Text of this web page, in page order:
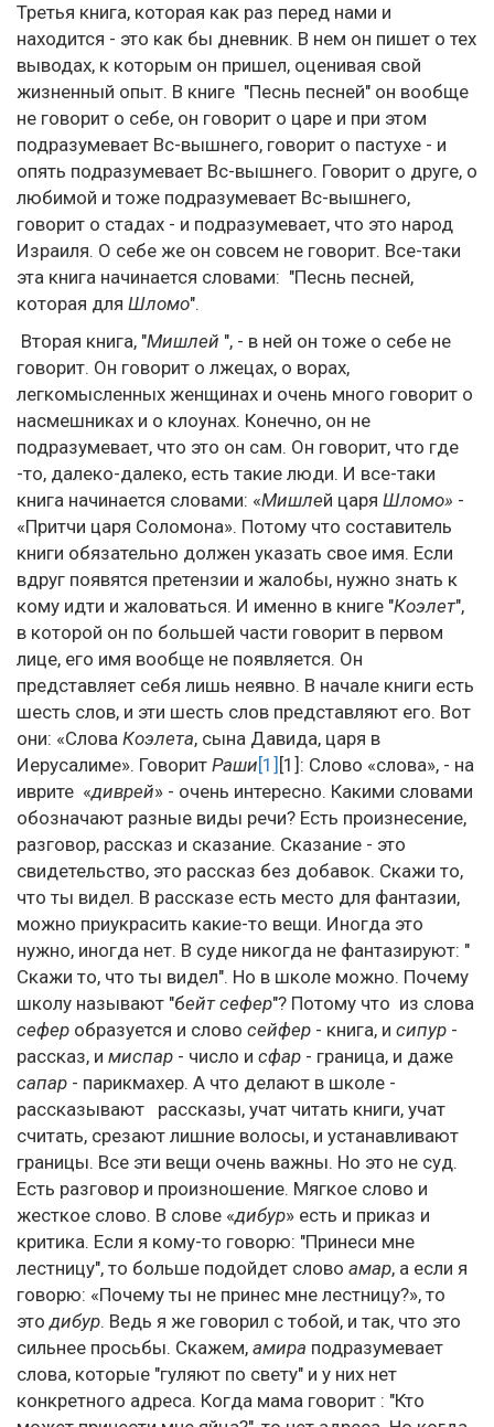
Третья книга, которая как раз перед нами и
находится - это как бы дневник. В нем он пишет о тех
выводах, к которым он пришел, оценивая свой
жизненный опыт. В книге "Песнь песней" он вообще
не говорит о себе, он говорит о царе и при этом
подразумевает Вс-вышнего, говорит о пастухе - и
опять подразумевает Вс-вышнего. Говорит о друге, о
любимой и тоже подразумевает Вс-вышнего,
говорит о стадах - и подразумевает, что это народ
Израиля. О себе же он совсем не говорит. Все-таки
эта книга начинается словами: "Песнь песней,
которая для Шломо".
Вторая книга, "Мишлей ", - в ней он тоже о себе не
говорит. Он говорит о лжецах, о ворах,
легкомысленных женщинах и очень много говорит о
насмешниках и о клоунах. Конечно, он не
подразумевает, что это он сам. Он говорит, что где
-то, далеко-далеко, есть такие люди. И все-таки
книга начинается словами: «Мишлей царя Шломо» -
«Притчи царя Соломона». Потому что составитель
книги обязательно должен указать свое имя. Если
вдруг появятся претензии и жалобы, нужно знать к
кому идти и жаловаться. И именно в книге "Коэлет",
в которой он по большей части говорит в первом
лице, его имя вообще не появляется. Он
представляет себя лишь неявно. В начале книги есть
шесть слов, и эти шесть слов представляют его. Вот
они: «Слова Коэлета, сына Давида, царя в
Иерусалиме». Говорит Раши [1] [1]: Слово «слова», - на
иврите «диврей» - очень интересно. Какими словами
обозначают разные виды речи? Есть произнесение,
разговор, рассказ и сказание. Сказание - это
свидетельство, это рассказ без добавок. Скажи то,
что ты видел. В рассказе есть место для фантазии,
можно приукрасить какие-то вещи. Иногда это
нужно, иногда нет. В суде никогда не фантазируют: "
Скажи то, что ты видел". Но в школе можно. Почему
школу называют "бейт сефер"? Потому что из слова
сефер образуется и слово сейфер - книга, и сипур -
рассказ, и миспар - число и сфар - граница, и даже
сапар - парикмахер. А что делают в школе -
рассказывают рассказы, учат читать книги, учат
считать, срезают лишние волосы, и устанавливают
границы. Все эти вещи очень важны. Но это не суд.
Есть разговор и произношение. Мягкое слово и
жесткое слово. В слове «дибур» есть и приказ и
критика. Если я кому-то говорю: "Принеси мне
лестницу", то больше подойдет слово амар, а если я
говорю: «Почему ты не принес мне лестницу?», то
этодибур. Ведь я же говорил с тобой, и так, что это
сильнее просьбы. Скажем, амира подразумевает
слова, которые "гуляют по свету" и у них нет
конкретного адреса. Когда мама говорит : "Кто